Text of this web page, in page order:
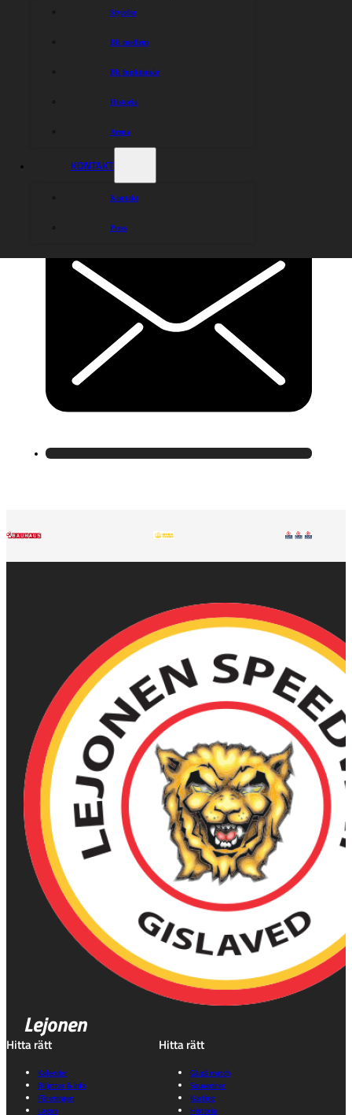
Styrelse
Bli medlem
Bli funktionär
Historia
Arena
KONTAKT
Kontakt
Press
Lejonen
Hitta rätt
Kalender
Biljetter & info
Föreningen
Lagen
Hitta rätt
Gå på match
Souvenirer
Karting
Historia